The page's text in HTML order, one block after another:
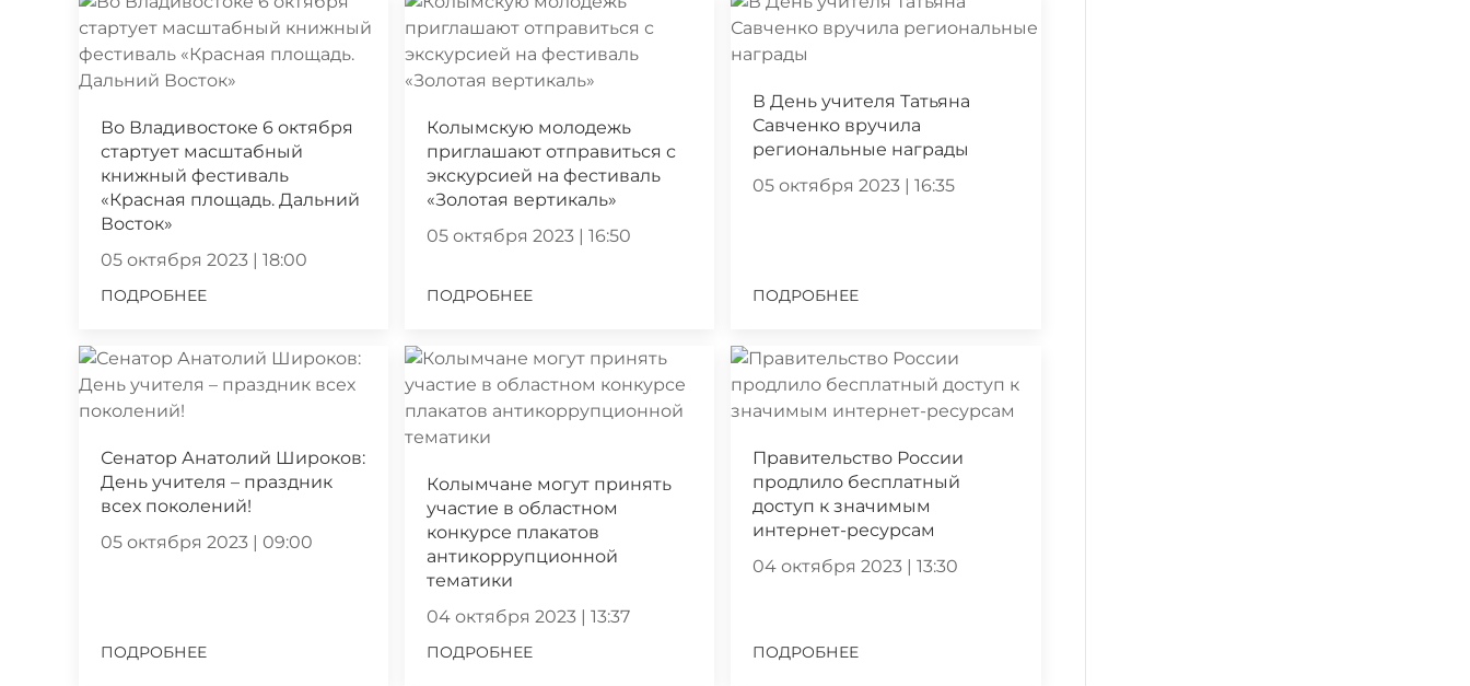
Во Владивостоке 6 октября
стартует масштабный
книжный фестиваль
«Красная площадь. Дальний
Восток»
05 октября 2023 | 18:00
ПОДРОБНЕЕ
Колымскую молодежь
приглашают отправиться с
экскурсией на фестиваль
«Золотая вертикаль»
05 октября 2023 | 16:50
ПОДРОБНЕЕ
В День учителя Татьяна
Савченко вручила
региональные награды
05 октября 2023 | 16:35
ПОДРОБНЕЕ
Сенатор Анатолий Широков:
День учителя – праздник
всех поколений!
05 октября 2023 | 09:00
ПОДРОБНЕЕ
Колымчане могут принять
участие в областном
конкурсе плакатов
антикоррупционной
тематики
04 октября 2023 | 13:37
ПОДРОБНЕЕ
Правительство России
продлило бесплатный
доступ к значимым
интернет-ресурсам
04 октября 2023 | 13:30
ПОДРОБНЕЕ